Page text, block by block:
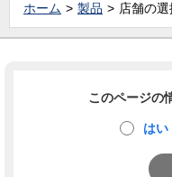
ホーム 製品 店舗の選
このページの
はい